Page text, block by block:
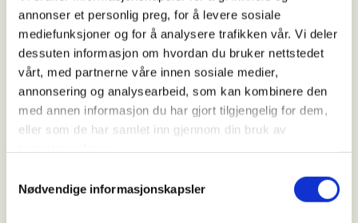
annonser et personlig preg, for å levere sosiale
mediefunksjoner og for å analysere trafikken vår. Vi deler
dessuten informasjon om hvordan du bruker nettstedet
vårt, med partnerne våre innen sosiale medier,
annonsering og analysearbeid, som kan kombinere den
med annen informasjon du har gjort tilgjengelig for dem,
eller som de har samlet inn gjennom din bruk av
Nødvendige informasjonskapsler
Kontaktperson
Karen Hornnes
481+67+076
karen.hornnes@enivest.net
omlag 600 moh med fin utsikt over Haukedlsvatnet.